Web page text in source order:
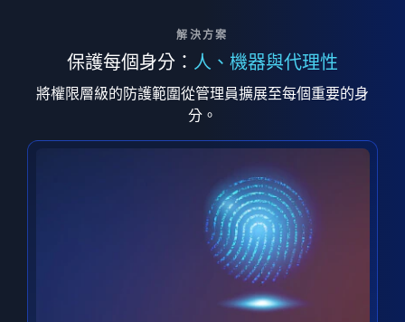
解決方案
保護每個身分： 人、機器與代理性
將權限層級的防護範圍從管理員擴展至每個重要的身
分。